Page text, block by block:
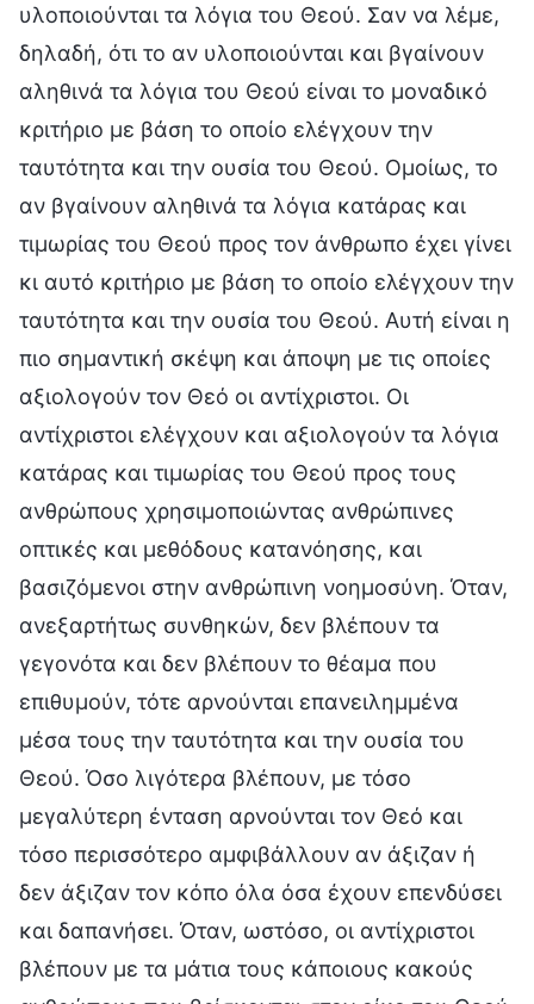
υλοποιούνται τα λόγια του Θεού. Σαν να λέμε,
δηλαδή, ότι το αν υλοποιούνται και βγαίνουν
αληθινά τα λόγια του Θεού είναι το μοναδικό
κριτήριο με βάση το οποίο ελέγχουν την
ταυτότητα και την ουσία του Θεού. Ομοίως, το
αν βγαίνουν αληθινά τα λόγια κατάρας και
τιμωρίας του Θεού προς τον άνθρωπο έχει γίνει
κι αυτό κριτήριο με βάση το οποίο ελέγχουν την
ταυτότητα και την ουσία του Θεού. Αυτή είναι η
πιο σημαντική σκέψη και άποψη με τις οποίες
αξιολογούν τον Θεό οι αντίχριστοι. Οι
αντίχριστοι ελέγχουν και αξιολογούν τα λόγια
κατάρας και τιμωρίας του Θεού προς τους
ανθρώπους χρησιμοποιώντας ανθρώπινες
οπτικές και μεθόδους κατανόησης, και
βασιζόμενοι στην ανθρώπινη νοημοσύνη. Όταν,
ανεξαρτήτως συνθηκών, δεν βλέπουν τα
γεγονότα και δεν βλέπουν το θέαμα που
επιθυμούν, τότε αρνούνται επανειλημμένα
μέσα τους την ταυτότητα και την ουσία του
Θεού. Όσο λιγότερα βλέπουν, με τόσο
μεγαλύτερη ένταση αρνούνται τον Θεό και
τόσο περισσότερο αμφιβάλλουν αν άξιζαν ή
δεν άξιζαν τον κόπο όλα όσα έχουν επενδύσει
και δαπανήσει. Όταν, ωστόσο, οι αντίχριστοι
βλέπουν με τα μάτια τους κάποιους κακούς